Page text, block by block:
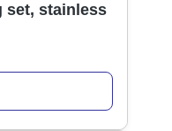
set, stainless